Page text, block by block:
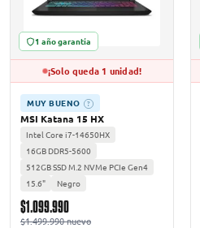
1 año garantía
¡Solo queda 1 unidad!
MUY BUENO ?
MSI Katana 15 HX
Intel Core i7-14650HX
16GB DDR5-5600
512GB SSD M.2 NVMe PCIe Gen4
15.6"
Negro
$1.099.990
$1.499.990 nuevo